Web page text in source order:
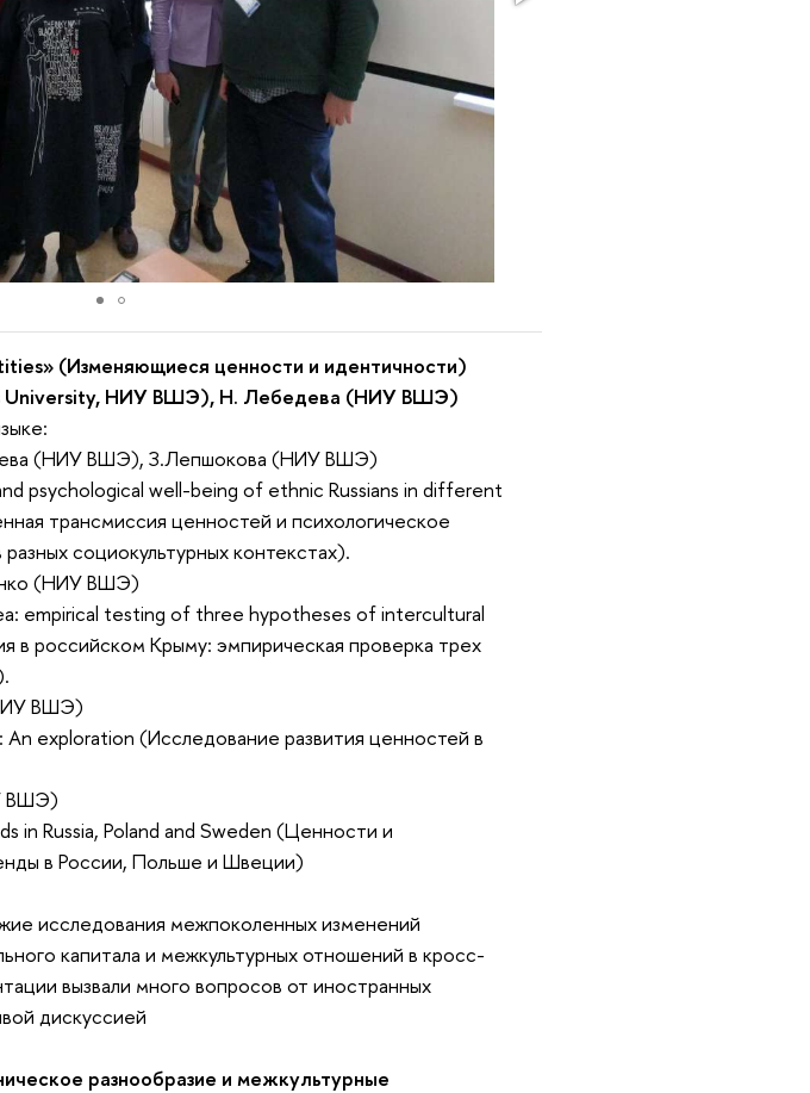
(Изменяющиеся ценности и идентичности)
University, НИУ ВШЭ), Н. Лебедева (НИУ ВШЭ)
(НИУ ВШЭ), З.Лепшокова (НИУ ВШЭ)
psychological well-being of ethnic Russians in different
трансмиссия ценностей и психологическое
социокультурных контекстах).
(НИУ ВШЭ)
empirical testing of three hypotheses of intercultural
в российском Крыму: эмпирическая проверка трех
ВШЭ)
exploration (Исследование развития ценностей в
ВШЭ)
in Russia, Poland and Sweden (Ценности и
в России, Польше и Швеции)
исследования межпоколенных изменений
капитала и межкультурных отношений в кросс-
вызвали много вопросов от иностранных
дискуссией
разнообразие и межкультурные